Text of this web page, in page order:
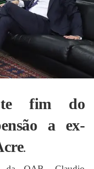
fim do
a ex-
.